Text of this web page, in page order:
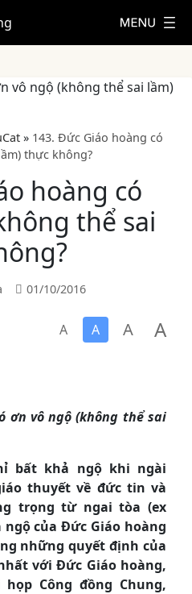
» 143. Đức Giáo hoàng có
thực không?
hoàng có
thể sai
01/10/2016
A A A A
ơn vô ngộ (không thể sai
bất khả ngộ khi ngài
thuyết về đức tin và
trọng từ ngai tòa (ex
của Đức Giáo hoàng
những quyết định của
với Đức Giáo hoàng,
Công đồng Chung,